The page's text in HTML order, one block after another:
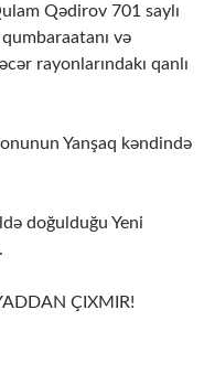
Qədirov 701 saylı
və
rayonlarındakı qanlı
Yanşaq kəndində
doğulduğu Yeni
ÇIXMIR!